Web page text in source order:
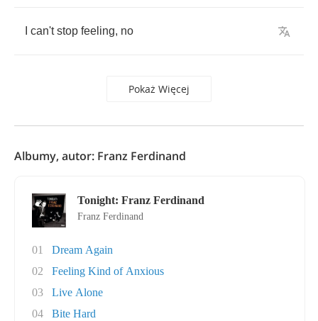
can't stop feeling, no
Pokaż Więcej
Albumy, autor: Franz Ferdinand
Tonight: Franz Ferdinand
Franz Ferdinand
01
Dream Again
02
Feeling Kind of Anxious
03
Live Alone
04
Bite Hard